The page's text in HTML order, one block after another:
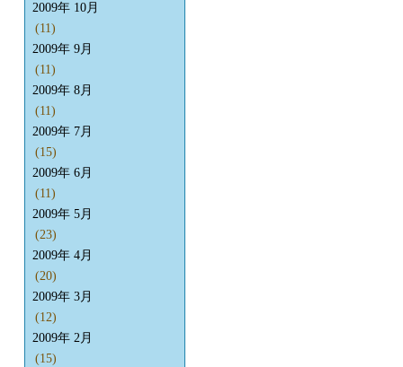
2009年 10月
(11)
2009年 9月
(11)
2009年 8月
(11)
2009年 7月
(15)
2009年 6月
(11)
2009年 5月
(23)
2009年 4月
(20)
2009年 3月
(12)
2009年 2月
(15)